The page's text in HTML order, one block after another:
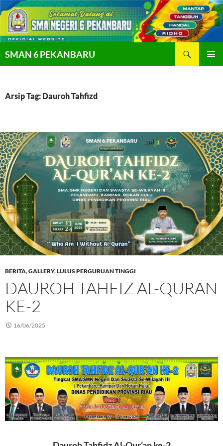
Langsung
ke
SMAN 6 PEKANBARU
Arsip Tag: Dauroh Tahfizd
BERITA,GALLERY,LULUS PERGURUAN TINGGI
DAUROH TAHFIZ AL-QURAN
KE-2
16/06/2025